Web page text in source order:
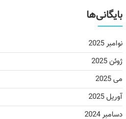
بایگانی‌ها
نوامبر 2025
ژوئن 2025
می 2025
آوریل 2025
دسامبر 2024